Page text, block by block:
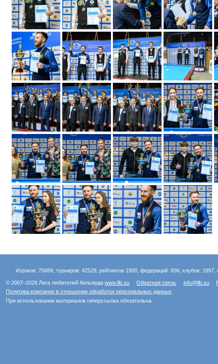
Игроков: 75669, турниров: 42528, рейтингов 1900, федераций: 836, клубов:
© 2007–2026 Лига любителей бильярдаwww.llb.su Обратная связь info@llb.su
Политика компании в отношении обработки персональных данных
При использовании материалов гиперссылка обязательна.